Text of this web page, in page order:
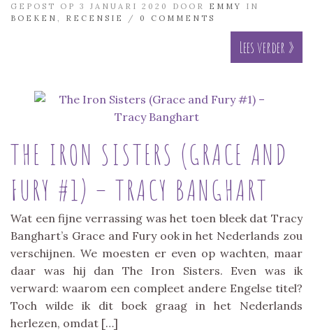
GEPOST OP 3 JANUARI 2020 DOOR EMMY
IN
BOEKEN
RECENSIE / 0 COMMENTS
Lees verder »
THE IRON SISTERS (GRACE AND
FURY #1) – TRACY BANGHART
Wat een fijne verrassing was het toen bleek dat Tracy
Banghart’s Grace and Fury ook in het Nederlands zou
verschijnen. We moesten er even op wachten, maar
daar was hij dan The Iron Sisters. Even was ik
verward: waarom een compleet andere Engelse titel?
Toch wilde ik dit boek graag in het Nederlands
herlezen, omdat […]